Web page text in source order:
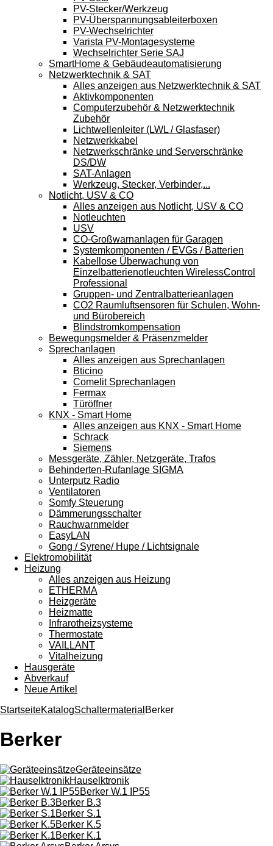
PV-Stecker/Werkzeug
PV-Überspannungsableiterboxen
PV-Wechselrichter
Varista PV-Montagesysteme
Wechselrichter Serie SAJ
SmartHome & Gebäudeautomatisierung
Netzwerktechnik & SAT
Alles anzeigen aus Netzwerktechnik & SAT
Aktivkomponenten
Computerzubehör & Netzwerktechnik
Zubehör
Lichtwellenleiter (LWL / Glasfaser)
Netzwerkkabel
Netzwerkschränke und Serverschränke
DS/DW
SAT-Anlagen
Werkzeug, Stecker, Verbinder,...
Notlicht, USV & CO
Alles anzeigen aus Notlicht, USV & CO
Notleuchten
USV
CO-Großwarnanlagen für Garagen
Systemkomponenten / EVGs / Batterien
Kabellose Überwachung von
Einzelbatterienotleuchten WirelessControl
Professional
Gruppen- und Zentralbatterieanlagen
CO2 Raumluftsensoren für Schulen, Wohn-
und Bürobereich
Blindstromkompensation
Bewegungsmelder & Präsenzmelder
Sprechanlagen
Alles anzeigen aus Sprechanlagen
Bticino
Comelit Sprechanlagen
Fermax
Türöffner
KNX - Smart Home
Alles anzeigen aus KNX - Smart Home
Schrack
Siemens
Messgeräte, Zähler, Netzgeräte, Trafos
Behinderten-Rufanlage SIGMA
Unterputz Radio
Ventilatoren
Somfy Steuerung
Dämmerungsschalter
Rauchwarnmelder
EasyLAN
Gong / Syrene/ Hupe / Lichtsignale
Elektromobilität
Heizung
Alles anzeigen aus Heizung
ETHERMA
Heizgeräte
Heizmatte
Infrarotheizsysteme
Thermostate
VAILLANT
Vitalheizung
Hausgeräte
Abverkauf
Neue Artikel
StartseiteKatalogSchaltermaterial Berker
Berker
Geräteeinsätze
Hauselktronik
Berker W.1 IP55
Berker B.3
Berker S.1
Berker K.5
Berker K.1